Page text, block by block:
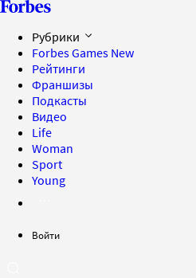
Рубрики
Forbes Games New
Рейтинги
Франшизы
Подкасты
Видео
Life
Woman
Sport
Young
Войти